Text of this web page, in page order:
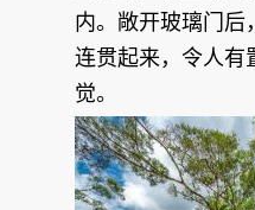
内。敞开玻璃门后
连贯起来，令人有
觉。